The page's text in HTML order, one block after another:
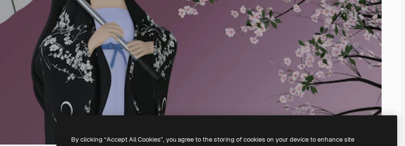
By clicking “Accept All Cookies”, you agree to the storing of cookies on your device to enhance site